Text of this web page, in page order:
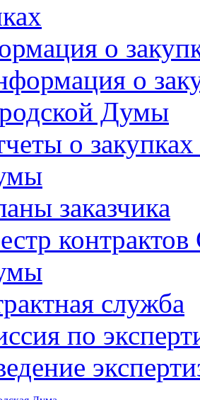
о
о
Думы
о
заказчика
служба
по